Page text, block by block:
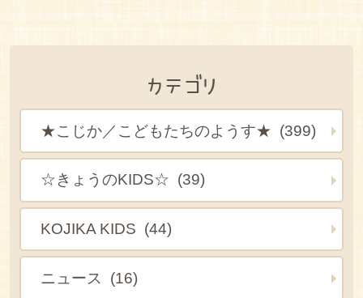
カテゴリ
★こじか／こどもたちのようす★ (399)
☆きょうのKIDS☆ (39)
KOJIKA KIDS (44)
ニュース (16)